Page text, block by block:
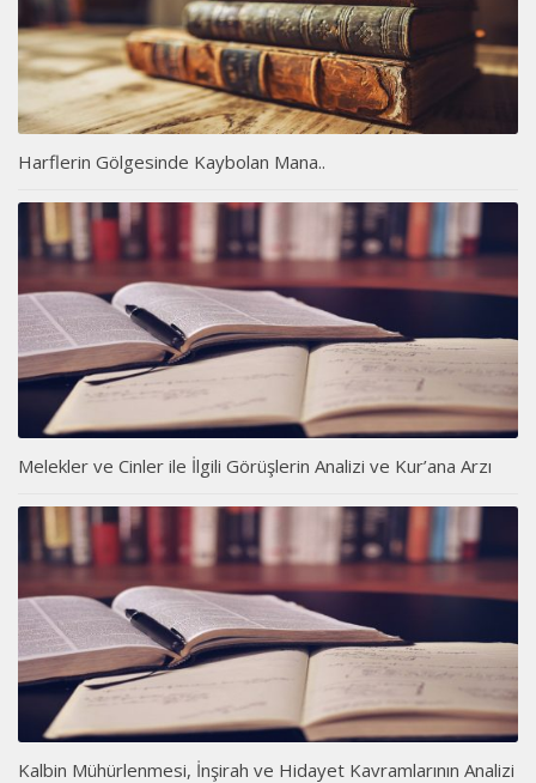
Harflerin Gölgesinde Kaybolan Mana..
Melekler ve Cinler ile İlgili Görüşlerin Analizi ve Kur’ana Arzı
Kalbin Mühürlenmesi, İnşirah ve Hidayet Kavramlarının Analizi